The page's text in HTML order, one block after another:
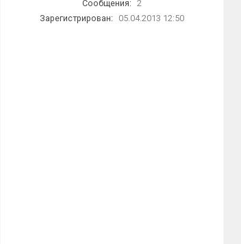
Сообщения: 2
Зарегистрирован:
05.04.2013 12:50